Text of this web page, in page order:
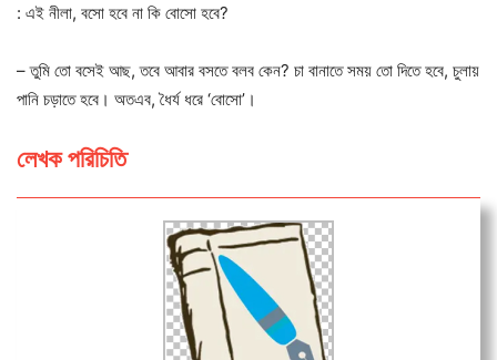
: এই নীলা, বসো হবে না কি বোসো হবে?
– তুমি তো বসেই আছ, তবে আবার বসতে বলব কেন? চা বানাতে সময় তো দিতে হবে, চুলায়
পানি চড়াতে হবে। অতএব, ধৈর্য ধরে ‘বোসো’।
লেখক পরিচিতি